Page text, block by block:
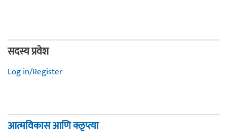
सदस्य प्रवेश
Log in/Register
आत्मविकास आणि क्लृप्त्या